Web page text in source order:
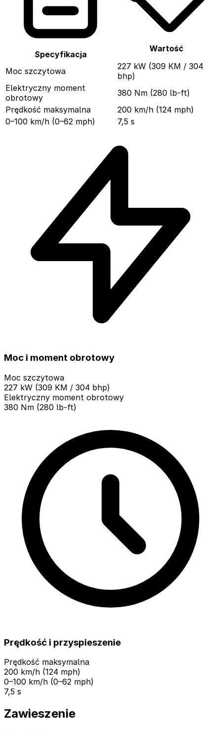
Specyfikacja
Wartość
Moc szczytowa
227 kW (309 KM / 304
bhp)
Elektryczny moment
obrotowy
380 Nm (280 lb-ft)
Prędkość maksymalna
200 km/h (124 mph)
0–100 km/h (0–62 mph)
7,5 s
Moc i moment obrotowy
Moc szczytowa
227 kW (309 KM / 304 bhp)
Elektryczny moment obrotowy
380 Nm (280 lb-ft)
Prędkość i przyspieszenie
Prędkość maksymalna
200 km/h (124 mph)
0–100 km/h (0–62 mph)
7,5 s
Zawieszenie